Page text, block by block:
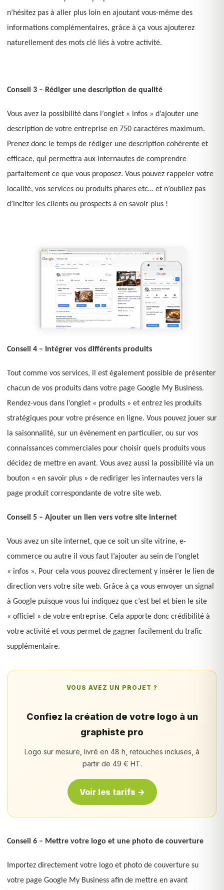
n’hésitez pas à aller plus loin en ajoutant vous-même des
informations complémentaires, grâce à ça vous ajouterez
naturellement des mots clé liés à votre activité.
Conseil 3 – Rédiger une description de qualité
Vous avez la possibilité dans l’onglet « infos » d’ajouter une
description de votre entreprise en 750 caractères maximum.
Prenez donc le temps de rédiger une description cohérente et
efficace, qui permettra aux internautes de comprendre
parfaitement ce que vous proposez. Vous pouvez rappeler votre
localité, vos services ou produits phares etc… et n’oubliez pas
d’inciter les clients ou prospects à en savoir plus !
Conseil 4 – Intégrer vos différents produits
Tout comme vos services, il est également possible de présenter
chacun de vos produits dans votre page Google My Business.
Rendez-vous dans l’onglet « produits » et entrez les produits
stratégiques pour votre présence en ligne. Vous pouvez jouer sur
la saisonnalité, sur un évènement en particulier, ou sur vos
connaissances commerciales pour choisir quels produits vous
décidez de mettre en avant. Vous avez aussi la possibilité via un
bouton « en savoir plus » de rediriger les internautes vers la
page produit correspondante de votre site web.
Conseil 5 – Ajouter un lien vers votre site internet
Vous avez un site internet, que ce soit un site vitrine, e-
commerce ou autre il vous faut l’ajouter au sein de l’onglet
« infos ». Pour cela vous pouvez directement y insérer le lien de
direction vers votre site web. Grâce à ça vous envoyer un signal
à Google puisque vous lui indiquez que c’est bel et bien le site
« officiel » de votre entreprise. Cela apporte donc crédibilité à
votre activité et vous permet de gagner facilement du trafic
supplémentaire.
VOUS AVEZ UN PROJET ?
Confiez la création de votre logo à un
graphiste pro
Logo sur mesure, livré en 48 h, retouches incluses, à
partir de 49 € HT.
Voir les tarifs →
Conseil 6 – Mettre votre logo et une photo de couverture
Importez directement votre logo et photo de couverture su
votre page Google My Business afin de mettre en avant